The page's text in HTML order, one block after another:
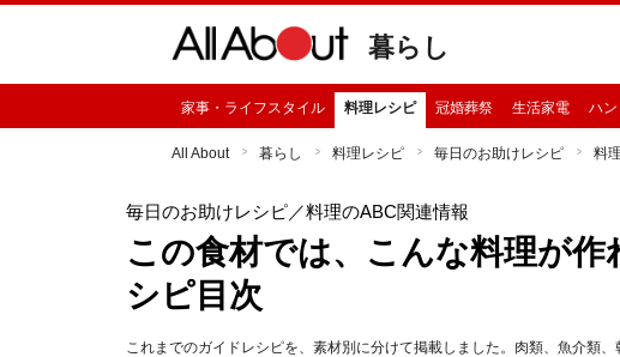
暮らし
家事・ライフスタイル 料理レシピ 冠婚葬祭 生活家電 ハ
All About 暮らし 料理レシピ 毎日のお助けレシピ 料
毎日のお助けレシピ／料理のABC関連情報
この食材では、こんな料理が
シピ目次
これまでのガイドレシピを、素材別に分けて掲載しました。肉類、魚介類